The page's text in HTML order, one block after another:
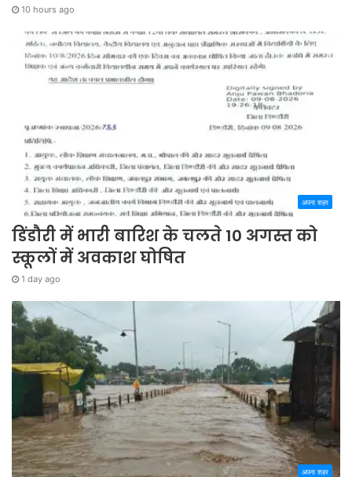
10 hours ago
अपना शहर
डिंडौरी में भारी बारिश के चलते 10 अगस्त को
स्कूलों में अवकाश घोषित
1 day ago
अपना शहर